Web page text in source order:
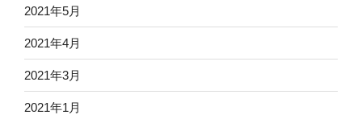
2021年5月
2021年4月
2021年3月
2021年1月